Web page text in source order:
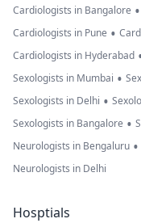
Cardiologists in Bangalore •
Cardiologists in Pune •
Cardiologists in Hyderabad
Sexologists in Mumbai •
Sexologists in Delhi •
Sexologists in Bangalore •
Neurologists in Bengaluru •
Neurologists in Delhi
Hosptials